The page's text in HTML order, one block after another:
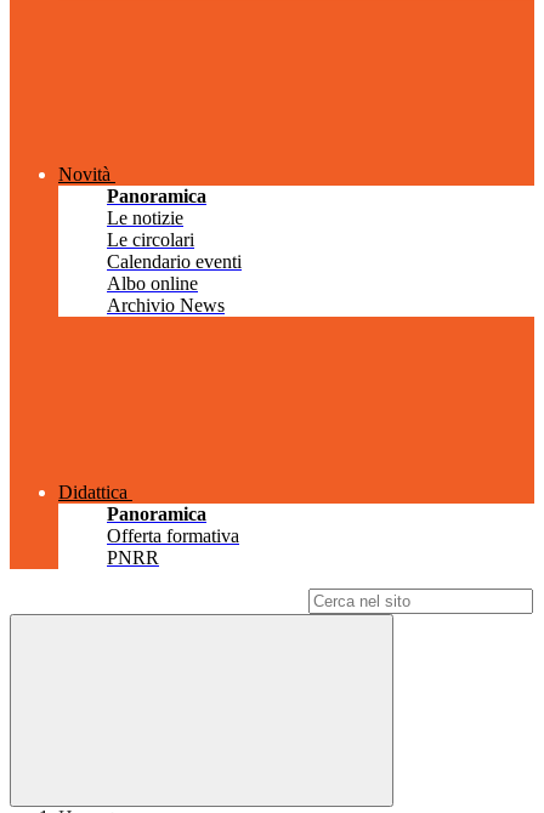
Novità
Panoramica
Le notizie
Le circolari
Calendario eventi
Albo online
Archivio News
Didattica
Panoramica
Offerta formativa
PNRR